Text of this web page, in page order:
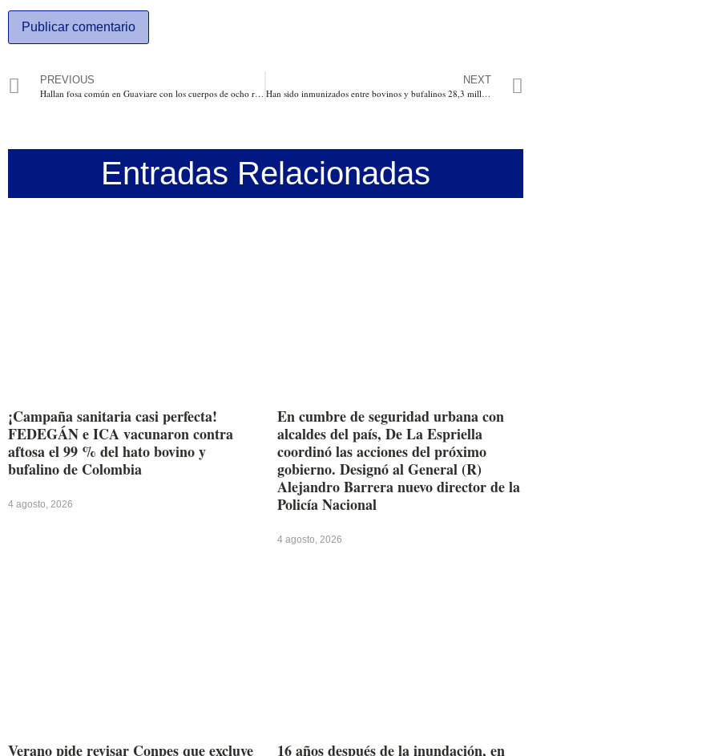
PREVIOUS
Hallan fosa común en Guaviare con los cuerpos de ocho religiosos desaparecidos desde abril
NEXT
Han sido inmunizados entre bovinos y bufalinos 28,3 millones de ejemplares durante el primer Ciclo de Vacunación 2025
Entradas Relacionadas
¡Campaña sanitaria casi perfecta!
FEDEGÁN e ICA vacunaron contra
aftosa el 99 % del hato bovino y
bufalino de Colombia
4 agosto, 2026
En cumbre de seguridad urbana con
alcaldes del país, De La Espriella
coordinó las acciones del próximo
gobierno. Designó al General (R)
Alejandro Barrera nuevo director de la
Policía Nacional
4 agosto, 2026
Verano pide revisar Conpes que excluye 16 años después de la inundación, en